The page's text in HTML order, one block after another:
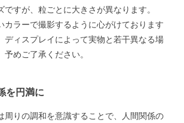
ですが、粒ごとに大きさが異なります。
カラーで撮影するように心がけております
ディスプレイによって実物と若干異なる場
めご了承ください。
を円満に
周りの調和を意識することで、人間関係の